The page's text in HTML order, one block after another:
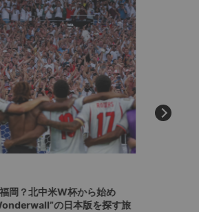
岡？北中米W杯から始め
の日本版を探す旅